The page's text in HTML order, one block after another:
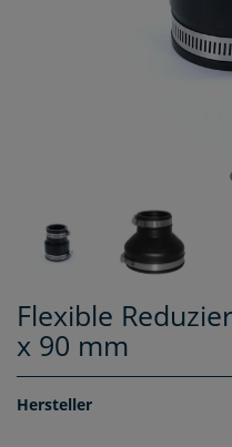
Flexible
x 90 mm
Hersteller